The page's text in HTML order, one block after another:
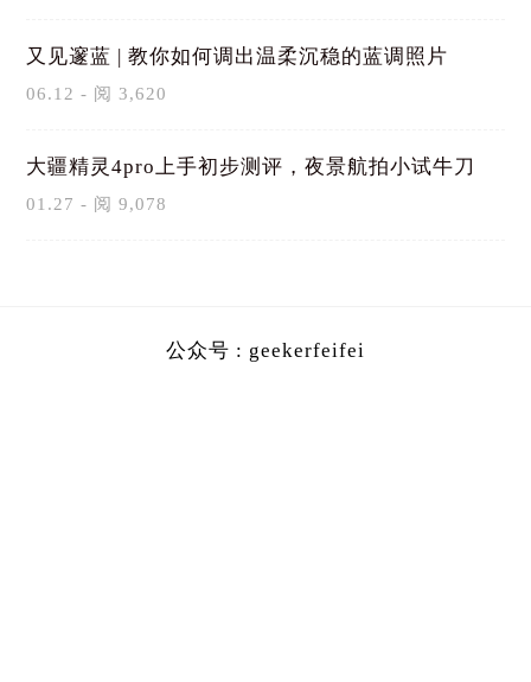
又见邃蓝 | 教你如何调出温柔沉稳的蓝调照片
06.12 - 阅 3,620
大疆精灵4pro上手初步测评，夜景航拍小试牛刀
01.27 - 阅 9,078
公众号 : geekerfeifei